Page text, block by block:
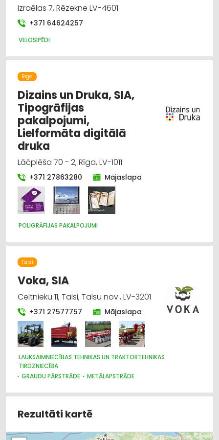
Izraēlas 7, Rēzekne LV-4601
+371 64624257
VELOSIPĒDI
Rīga
Dizains un Druka, SIA,
Tipogrāfijas
pakalpojumi,
Lielformāta digitālā
druka
Lāčplēša 70 - 2, Rīga, LV-1011
+371 27863280 Mājaslapa
POLIGRĀFIJAS PAKALPOJUMI
Talsi
Voka, SIA
Celtnieku 11, Talsi, Talsu nov., LV-3201
+371 27577757 Mājaslapa
LAUKSAIMNIECĪBAS TEHNIKAS UN TRAKTORTEHNIKAS
TIRDZNIECĪBA
GRAUDU PĀRSTRĀDE
METĀLAPSTRĀDE
Rezultāti kartē